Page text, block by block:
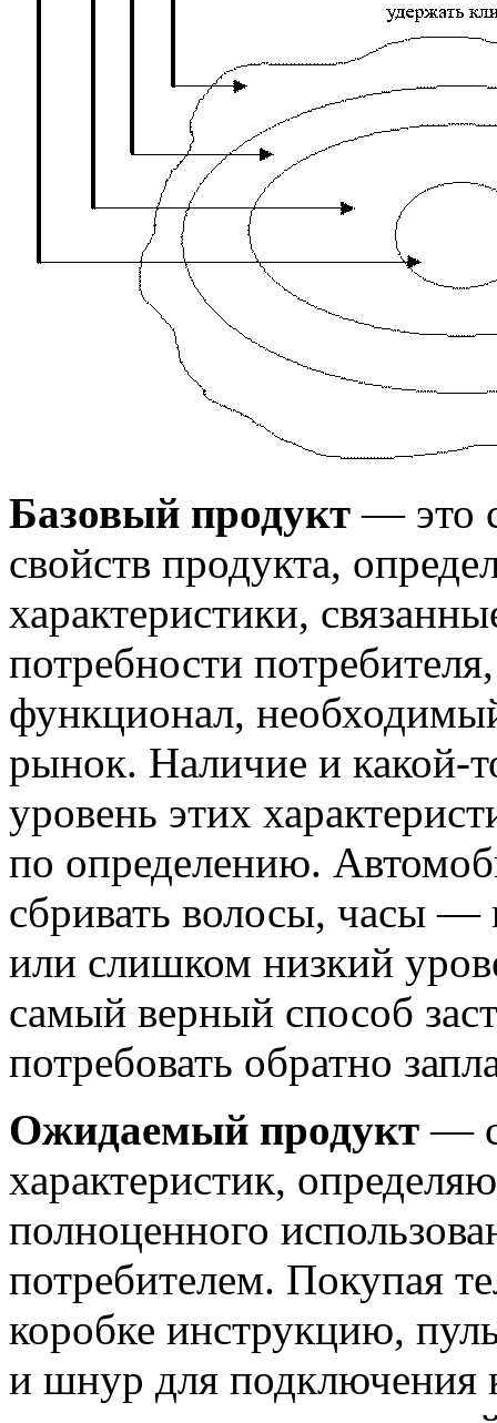
Базовый продукт — это
свойств продукта,
характеристики,
потребности
функционал,
рынок. Наличие и какой-
уровень этих
по определению.
сбривать волосы, часы —
или слишком низкий
самый верный способ
потребовать обратно
Ожидаемый продукт —
характеристик,
полноценного
потребителем. Покупая
коробке инструкцию,
и шнур для подключения